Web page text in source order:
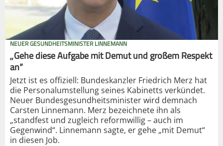
NEUER GESUNDHEITSMINISTER LINNEMANN
„Gehe diese Aufgabe mit Demut und großem Respekt
an“
Jetzt ist es offiziell: Bundeskanzler Friedrich Merz hat
die Personalumstellung seines Kabinetts verkündet.
Neuer Bundesgesundheitsminister wird demnach
Carsten Linnemann. Merz bezeichnete ihn als
„standfest und zugleich reformwillig – auch im
Gegenwind“. Linnemann sagte, er gehe „mit Demut“
in diesen Job.